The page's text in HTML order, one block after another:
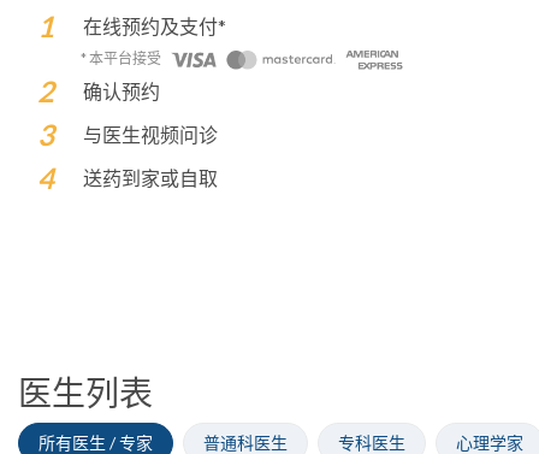
在线预约及支付*
* 本平台接受
确认预约
与医生视频问诊
送药到家或自取
医生列表
所有医生 / 专家 普通科医生 专科医生 心理学家